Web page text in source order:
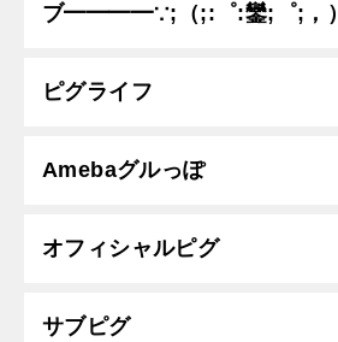
ブ━━━━∵;（;:゜:鑾;゜;
ピグライフ
Amebaグルっぽ
オフィシャルピグ
サブピグ